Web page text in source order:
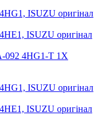
ISUZU оригінал
ISUZU оригінал
092 4HG1-Т 1X
ISUZU оригінал
ISUZU оригінал